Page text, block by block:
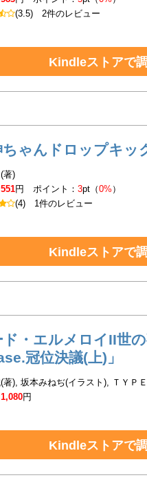
(3.5)2件のレビュー
Kindleストアで
ちゃんドロップキッ
著)
551円 ポイント：3pt（0% ）
(4) 1件のレビュー
Kindleストアで
ド・エルメロイII世
冠位決議(上)」
著), 坂本みねぢ(イラスト), ＴＹＰ
1,080円
Kindleストアで